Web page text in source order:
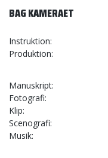
BAG KAMERAET
Instruktion
Produktion
Manuskript
Fotografi
Klip
Scenografi
Musik